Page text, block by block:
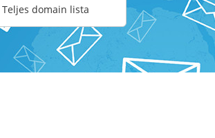
Teljes domain lista